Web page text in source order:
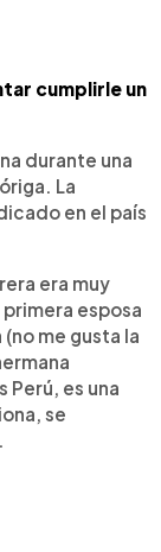
cumplirle un
durante una
La
en el país
era muy
esposa
me gusta la
Perú, es una
se